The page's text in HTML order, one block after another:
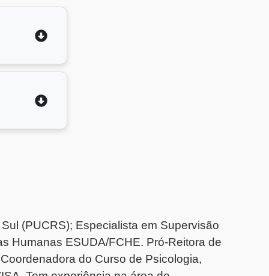
(PUCRS); Especialista em Supervisão
Humanas ESUDA/FCHE. Pró-Reitora de
do Curso de Psicologia,